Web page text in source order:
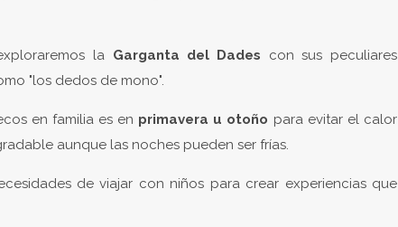
la Garganta del Dades con sus peculiares
"los dedos de mono".
en familia es en primavera u otoño para evitar el calor
aunque las noches pueden ser frías.
de viajar con niños para crear experiencias que